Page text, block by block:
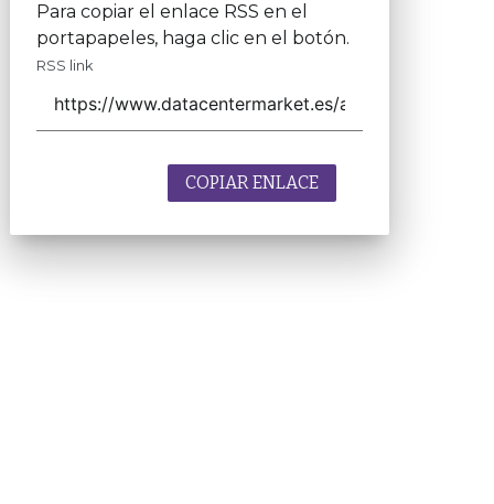
Para copiar el enlace RSS en el
portapapeles, haga clic en el botón.
RSS link
COPIAR ENLACE